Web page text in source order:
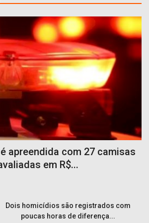
apreendida com 27 camisas
em R$...
Dois homicídios são registrados com
poucas horas de diferença...